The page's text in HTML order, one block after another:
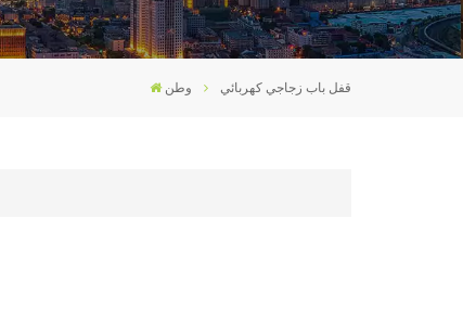
العربية
中文
وطن قفل باب زجاجي كهربائي